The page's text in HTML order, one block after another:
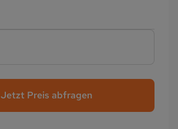
Jetzt Preis abfragen